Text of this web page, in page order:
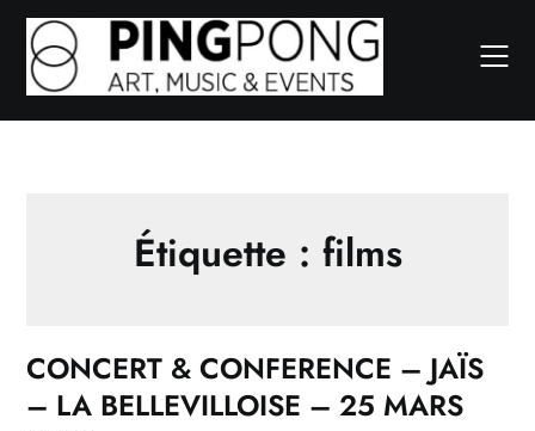
Skip
content
Étiquette : films
CONCERT & CONFERENCE – JAÏS
– LA BELLEVILLOISE – 25 MARS